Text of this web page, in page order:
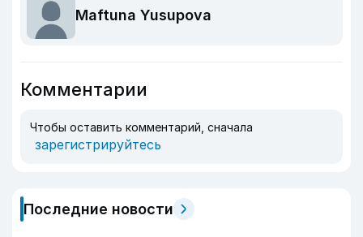
Maftuna Yusupova
Комментарии
Чтобы оставить комментарий, сначала
зарегистрируйтесь
Последние новости